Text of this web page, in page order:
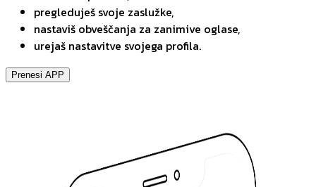
pregleduješ svoje zaslužke,
nastaviš obveščanja za zanimive oglase,
urejaš nastavitve svojega profila.
Prenesi APP